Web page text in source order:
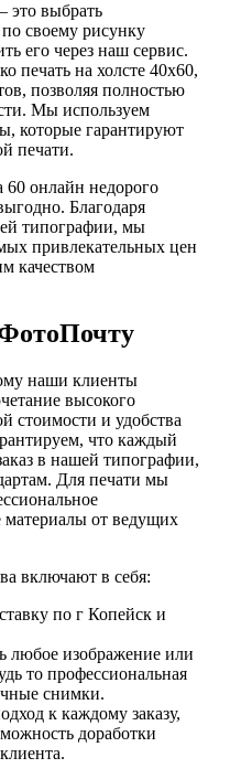
это выбрать
своему рисунку
его через наш сервис.
печать на холсте 40х60,
позволяя полностью
Мы используем
которые гарантируют
печати.
60 онлайн недорого
Благодаря
типографии, мы
привлекательных цен
качеством
наши клиенты
высокого
стоимости и удобства
что каждый
в нашей типографии,
Для печати мы
от ведущих
включают в себя:
по г Копейск и
любое изображение или
то профессиональная
снимки.
к каждому заказу,
доработки